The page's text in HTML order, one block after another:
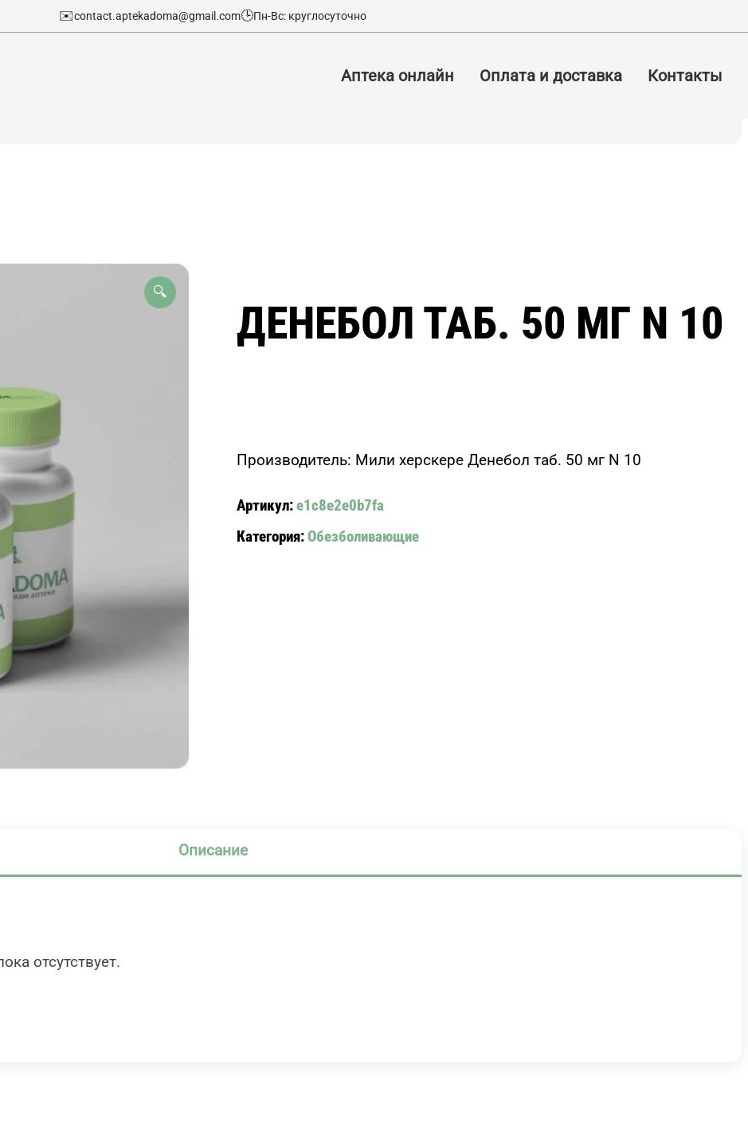
✉️contact.aptekadoma@gmail.com🕒Пн-Вс: круглосуточно
Аптека онлайн Оплата и доставка Контакты
🔍
ДЕНЕБОЛ ТАБ. 50 МГ N 10
Производитель: Мили херскере Денебол таб. 50 мг N 10
Артикул:e1c8e2e0b7fa
Категория:Обезболивающие
Описание
отсутствует.